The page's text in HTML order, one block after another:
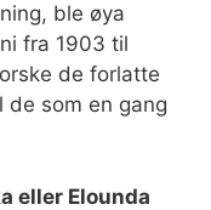
ble øya
fra 1903 til
de forlatte
som en gang
eller Elounda